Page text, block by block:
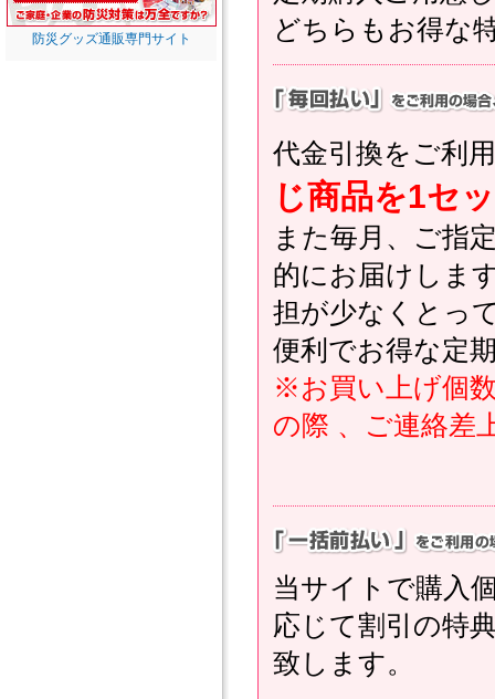
どちらもお得な
代金引換をご利
じ商品を1セ
また毎月、ご指
的にお届けしま
担が少なくとっ
便利でお得な定
※お買い上げ個
の際 、ご連絡差
当サイトで購入
応じて割引の特
致します。
防災グッズ通販専門サイト